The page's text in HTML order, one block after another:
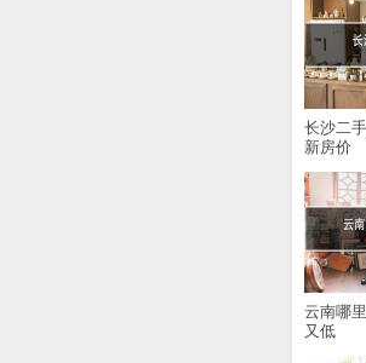
长沙二
新房价
云南哪
又低